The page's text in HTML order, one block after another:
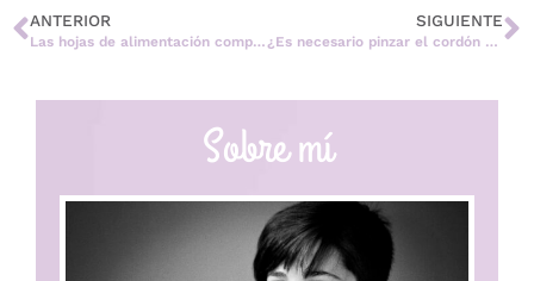
ANTERIOR
Las hojas de alimentación complementaria no tienen ningún sentido ¿Quieres saber por qué?
SIGUIENTE
¿Es necesario pinzar el cordón umbilical nada más nacer o es mejor esperar?
Sobre mí